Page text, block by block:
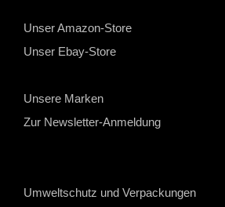
Unser Amazon-Store
Unser Ebay-Store
Unsere Marken
Zur Newsletter-Anmeldung
Umweltschutz und Verpackungen